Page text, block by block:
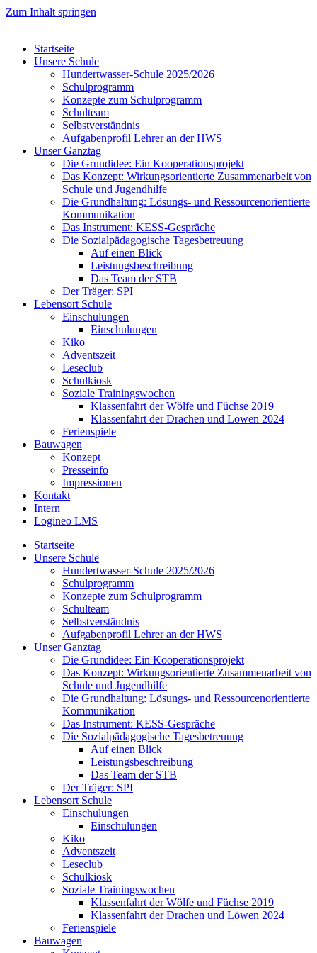
Zum Inhalt springen
Startseite
Unsere Schule
Hundertwasser-Schule 2025/2026
Schulprogramm
Konzepte zum Schulprogramm
Schulteam
Selbst­ver­ständ­nis
Aufgabenprofil Lehrer an der HWS
Unser Ganztag
Die Grundidee: Ein Kooperationsprojekt
Das Konzept: Wirkungsorientierte Zusammenarbeit von
Schule und Jugendhilfe
Die Grundhaltung: Lösungs- und Ressourcenorientierte
Kommunikation
Das Instrument: KESS-Gespräche
Die Sozialpädagogische Tagesbetreuung
Auf einen Blick
Leistungsbeschreibung
Das Team der STB
Der Träger: SPI
Lebensort Schule
Einschulungen
Einschulungen
Kiko
Adventszeit
Leseclub
Schulkiosk
Soziale Trainingswochen
Klassenfahrt der Wölfe und Füchse 2019
Klassenfahrt der Drachen und Löwen 2024
Ferienspiele
Bauwagen
Konzept
Presseinfo
Impressionen
Kontakt
Intern
Logineo LMS
Startseite
Unsere Schule
Hundertwasser-Schule 2025/2026
Schulprogramm
Konzepte zum Schulprogramm
Schulteam
Selbst­ver­ständ­nis
Aufgabenprofil Lehrer an der HWS
Unser Ganztag
Die Grundidee: Ein Kooperationsprojekt
Das Konzept: Wirkungsorientierte Zusammenarbeit von
Schule und Jugendhilfe
Die Grundhaltung: Lösungs- und Ressourcenorientierte
Kommunikation
Das Instrument: KESS-Gespräche
Die Sozialpädagogische Tagesbetreuung
Auf einen Blick
Leistungsbeschreibung
Das Team der STB
Der Träger: SPI
Lebensort Schule
Einschulungen
Einschulungen
Kiko
Adventszeit
Leseclub
Schulkiosk
Soziale Trainingswochen
Klassenfahrt der Wölfe und Füchse 2019
Klassenfahrt der Drachen und Löwen 2024
Ferienspiele
Bauwagen